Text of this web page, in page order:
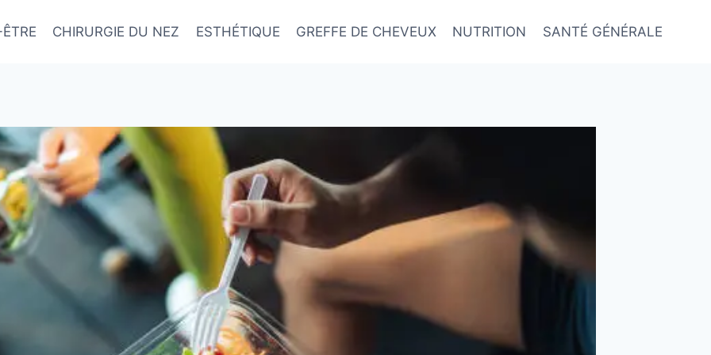
CHIRURGIE DU NEZ ESTHÉTIQUE GREFFE DE CHEVEUX NUTRITION SANTÉ GÉNÉRALE